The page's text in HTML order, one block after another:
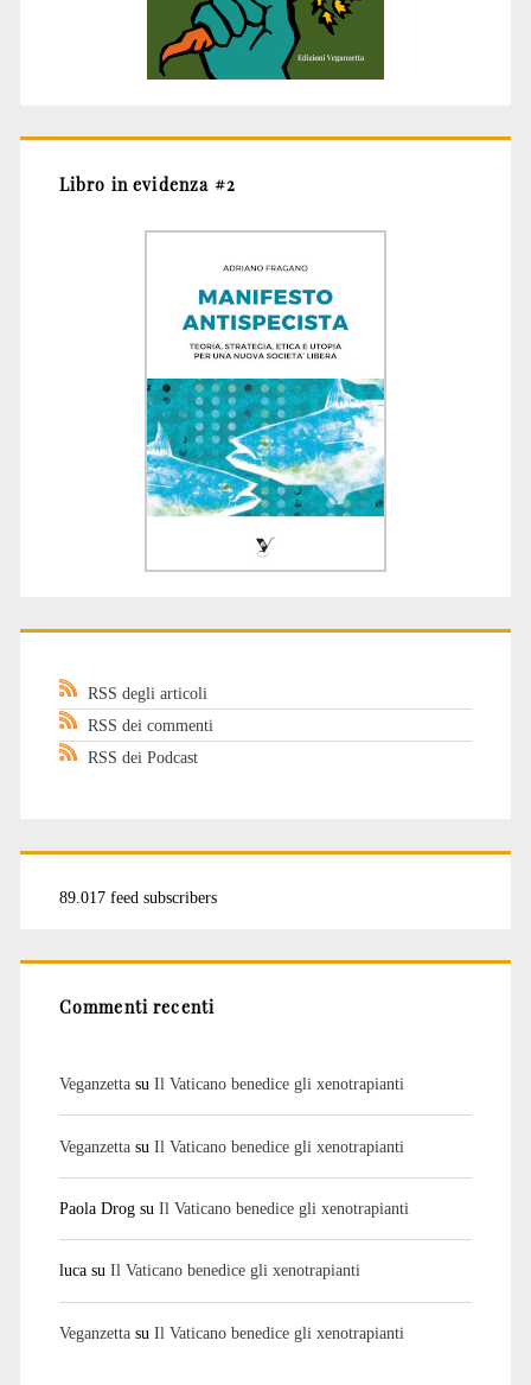
Libro in evidenza #2
RSS degli articoli
RSS dei commenti
RSS dei Podcast
89.017 feed subscribers
Commenti recenti
Veganzettasu Il Vaticano benedice gli xenotrapianti
Veganzettasu Il Vaticano benedice gli xenotrapianti
Paola Drogsu Il Vaticano benedice gli xenotrapianti
lucasu Il Vaticano benedice gli xenotrapianti
Veganzettasu Il Vaticano benedice gli xenotrapianti